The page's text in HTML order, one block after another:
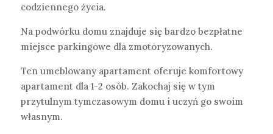
codziennego życia.
Na podwórku domu znajduje się bardzo bezpłatne
miejsce parkingowe dla zmotoryzowanych.
Ten umeblowany apartament oferuje komfortowy
apartament dla 1-2 osób. Zakochaj się w tym
przytulnym tymczasowym domu i uczyń go swoim
własnym.